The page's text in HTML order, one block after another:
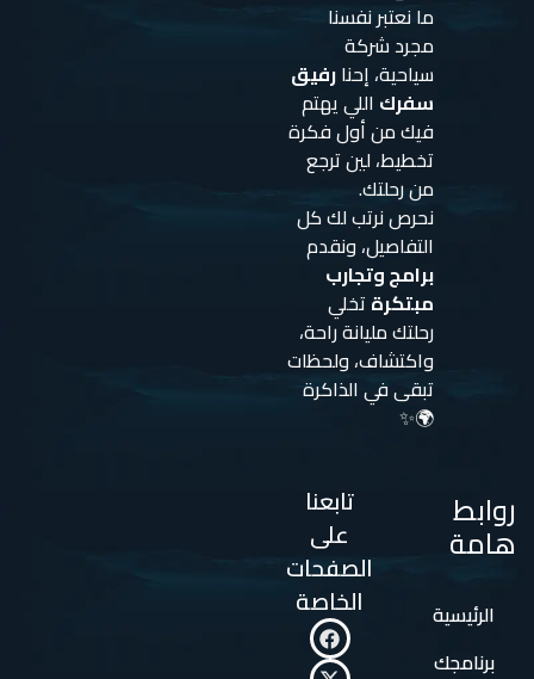
ما نعتبر نفسنا
مجرد شركة
سياحية، إحنارفيق
سفرك اللي يهتم
فيك من أول فكرة
تخطيط، لين ترجع
من رحلتك.
نحرص نرتب لك كل
التفاصيل، ونقدم
برامج وتجارب
مبتكرة تخلي
رحلتك مليانة راحة،
واكتشاف، ولحظات
تبقى في الذاكرة
🌍✨
روابط
هامة
الرئيسية
برنامجك
تابعنا
على
الصفحات
الخاصة